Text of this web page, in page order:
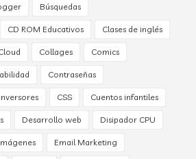
Búsquedas
CD ROM Educativos Clases de inglés
Collages Comics
Contraseñas
CSS Cuentos infantiles
Desarrollo web Disipador CPU
Email Marketing